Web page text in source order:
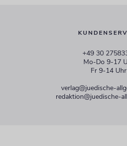
+49 30
Mo-Do 9-17
Fr 9-14 Uhr
verlag@juedische-
redaktion@juedische-